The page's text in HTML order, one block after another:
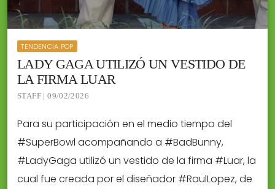
TENDENCIA POP
LADY GAGA UTILIZÓ UN VESTIDO DE
LA FIRMA LUAR
STAFF | 09/02/2026
Para su participación en el medio tiempo del
#SuperBowl acompañando a #BadBunny,
#LadyGaga utilizó un vestido de la firma #Luar, la
cual fue creada por el diseñador #RaulLopez, de